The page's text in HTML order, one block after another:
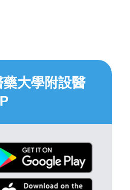
藥大學附設醫